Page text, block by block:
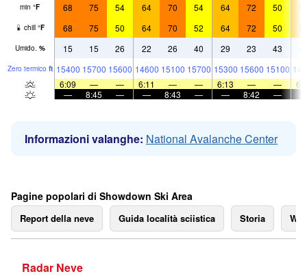
min °F 68 75 54 64 70 54 64 72 50
chill °F 68 75 50 64 70 52 64 72 50
Umido. % 15 15 26 22 26 40 29 23 43
Zero termico ft 15400 15700 15600 14600 15100 15700 15300 15600 15100
6:09
— — 6:11 — — 6:13 — —
—
8:45 — — 8:43 — — 8:42 —
Informazioni valanghe: National Avalanche Center
Pagine popolari di Showdown Ski Area
Report della neve Guida località sciistica Storia
Radar Neve